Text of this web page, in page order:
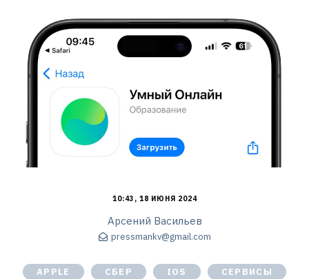
10:43, 18 ИЮНЯ 2024
Арсений Васильев
pressmankv@gmail.com
APPLE СБЕР IOS СЕРВИСЫ